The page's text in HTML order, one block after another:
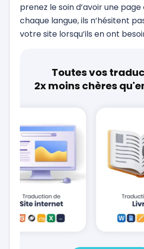
prenez le soin d’avoir une page
chaque langue, ils n’hésitent
votre site lorsqu’ils en ont
Toutes vos
2x moins chères